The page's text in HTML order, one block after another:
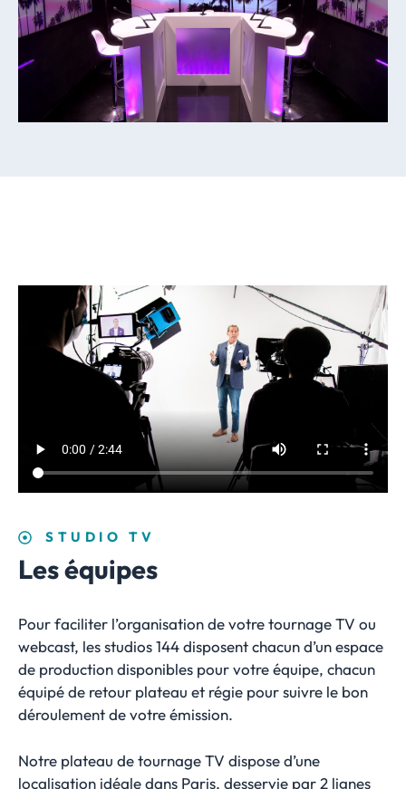
STUDIO TV
Les équipes
Pour faciliter l’organisation de votre tournage TV ou
webcast, les studios 144 disposent chacun d’un espace
de production disponibles pour votre équipe, chacun
équipé de retour plateau et régie pour suivre le bon
déroulement de votre émission.
Notre plateau de tournage TV dispose d’une
localisation idéale dans Paris, desservie par 2 lignes